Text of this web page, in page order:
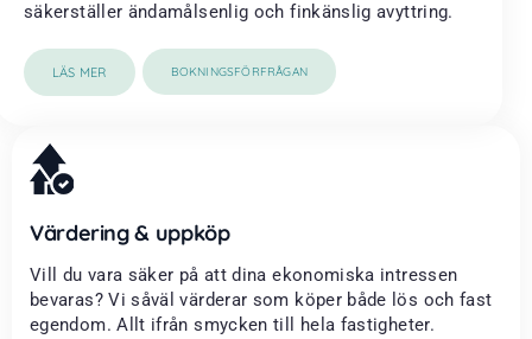
säkerställer ändamålsenlig och finkänslig avyttring.
LÄS MER BOKNINGSFÖRFRÅGAN
Värdering & uppköp
Vill du vara säker på att dina ekonomiska intressen
bevaras? Vi såväl värderar som köper både lös och fast
egendom. Allt ifrån smycken till hela fastigheter.